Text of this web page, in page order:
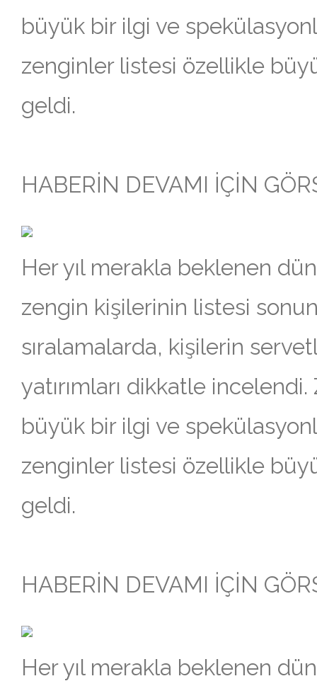
büyük bir ilgi ve
zenginler listesi özellikle
geldi.
HABERİN DEVAMI İÇİN
Her yıl merakla beklenen
zengin kişilerinin listesi
sıralamalarda, kişilerin
yatırımları dikkatle incelendi.
büyük bir ilgi ve
zenginler listesi özellikle
geldi.
HABERİN DEVAMI İÇİN
Her yıl merakla beklenen